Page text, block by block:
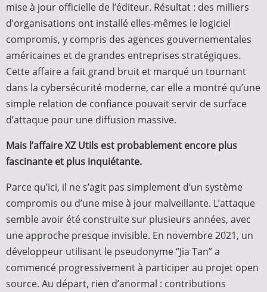
mise à jour officielle de l’éditeur. Résultat : des milliers
d’organisations ont installé elles-mêmes le logiciel
compromis, y compris des agences gouvernementales
américaines et de grandes entreprises stratégiques.
Cette affaire a fait grand bruit et marqué un tournant
dans la cybersécurité moderne, car elle a montré qu’une
simple relation de confiance pouvait servir de surface
d’attaque pour une diffusion massive.
Mais l’affaire XZ Utils est probablement encore plus
fascinante et plus inquiétante.
Parce qu’ici, il ne s’agit pas simplement d’un système
compromis ou d’une mise à jour malveillante. L’attaque
semble avoir été construite sur plusieurs années, avec
une approche presque invisible. En novembre 2021, un
développeur utilisant le pseudonyme “Jia Tan” a
commencé progressivement à participer au projet open
source. Au départ, rien d’anormal : contributions